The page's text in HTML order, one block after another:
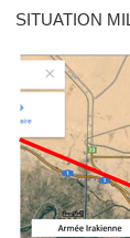
SITUATION